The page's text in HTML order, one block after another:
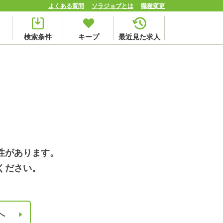
よくある質問 ソラジョブとは 職種変更
検索条件 キープ 最近見た求人
あります。
さい。